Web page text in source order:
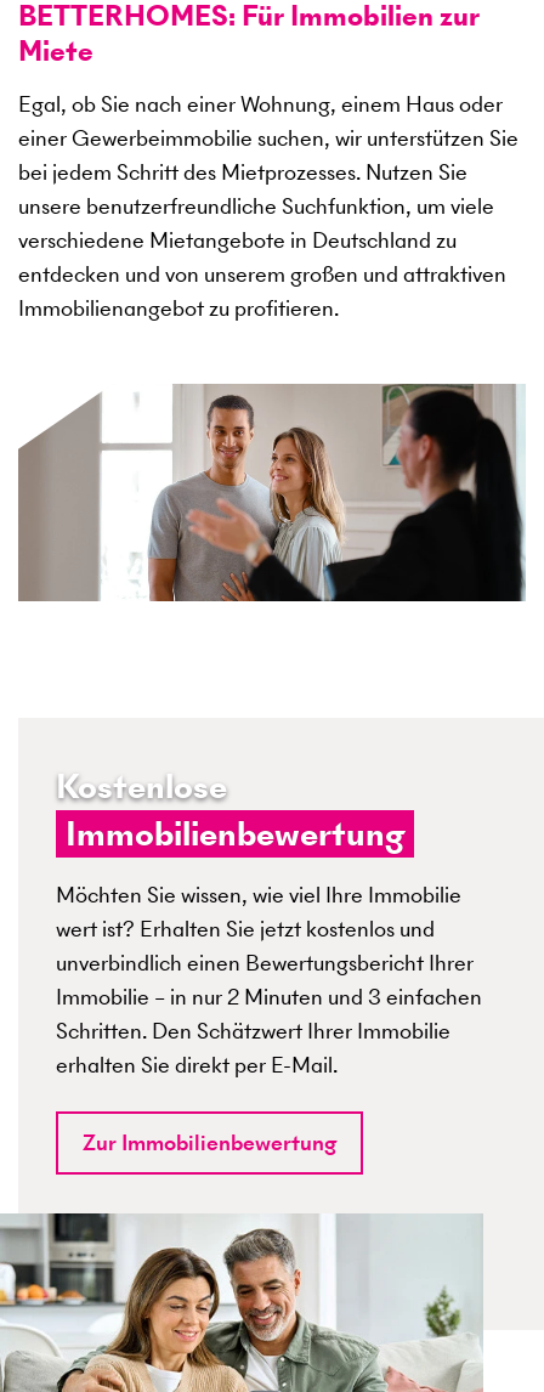
BETTERHOMES: Für Immobilien zur
Miete
Egal, ob Sie nach einer Wohnung, einem Haus oder
einer Gewerbeimmobilie suchen, wir unterstützen Sie
bei jedem Schritt des Mietprozesses. Nutzen Sie
unsere benutzerfreundliche Suchfunktion, um viele
verschiedene Mietangebote in Deutschland zu
entdecken und von unserem großen und attraktiven
Immobilienangebot zu profitieren.
Kostenlose
Immobilienbewertung
Möchten Sie wissen, wie viel Ihre Immobilie
wert ist? Erhalten Sie jetzt kostenlos und
unverbindlich einen Bewertungsbericht Ihrer
Immobilie – in nur 2 Minuten und 3 einfachen
Schritten. Den Schätzwert Ihrer Immobilie
erhalten Sie direkt per E-Mail.
Zur Immobilienbewertung